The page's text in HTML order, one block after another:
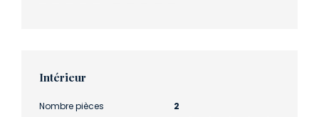
Intérieur
Nombre pièces
2